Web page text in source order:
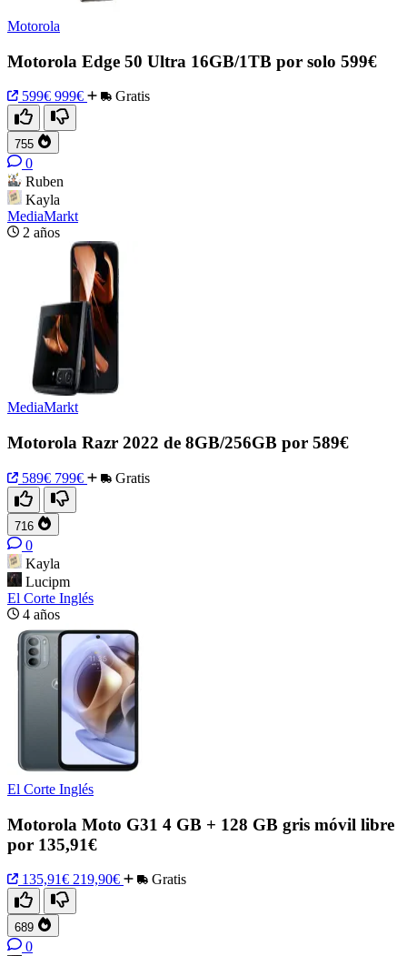
Motorola
Motorola Edge 50 Ultra 16GB/1TB por solo 599€
599€ 999€ Gratis
755
0
Ruben
Kayla
MediaMarkt
2 años
MediaMarkt
Motorola Razr 2022 de 8GB/256GB por 589€
589€ 799€ Gratis
716
0
Kayla
Lucipm
El Corte Inglés
4 años
El Corte Inglés
Motorola Moto G31 4 GB + 128 GB gris móvil libre
por 135,91€
135,91€ 219,90€ Gratis
689
0